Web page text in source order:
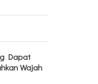
Dapat
Wajah